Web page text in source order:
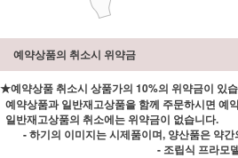
예약상품의 취소시 위약금
★예약상품 취소시 상품가의 10%의 위약금이 있
예약상품과 일반재고상품을 함께 주문하시면 예
일반재고상품의 취소에는 위약금이 없습니다.
- 하기의 이미지는 시제품이며, 양산품은 약
- 조립식 프라모